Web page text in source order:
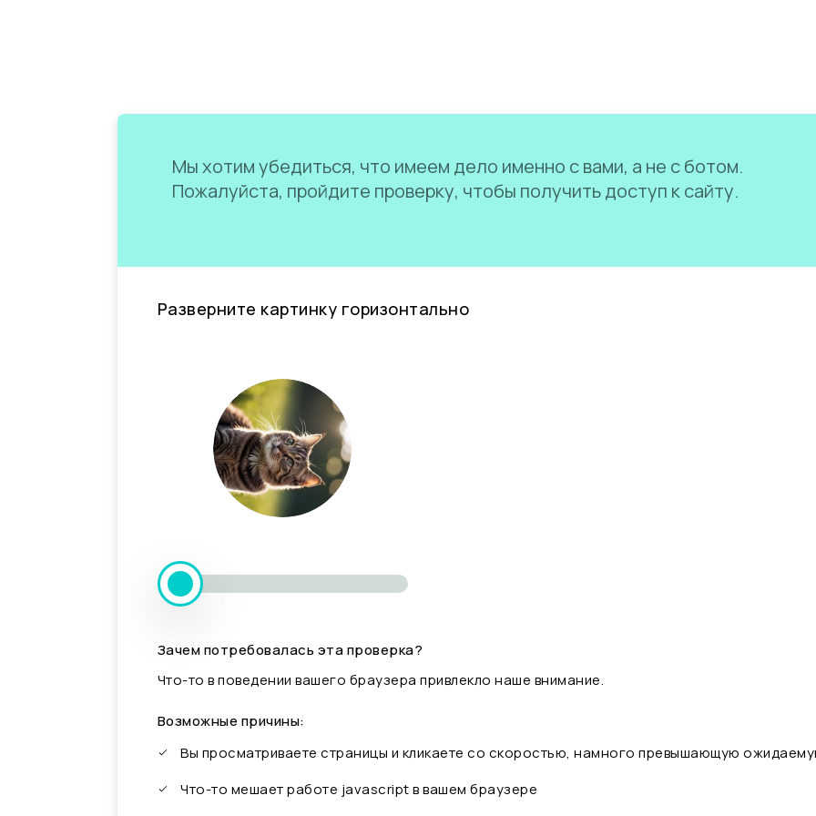
Мы хотим убедиться, что имеем дело именно с вами, а не с ботом.
Пожалуйста, пройдите проверку, чтобы получить доступ к сайту.
Разверните картинку горизонтально
Зачем потребовалась эта проверка?
Что-то в поведении вашего браузера привлекло наше внимание.
Возможные причины:
Вы просматриваете страницы и кликаете со скоростью, намного превышающую
Что-то мешает работе javascript в вашем браузере